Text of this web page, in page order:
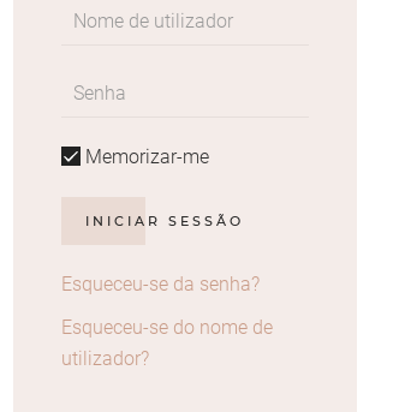
Memorizar-me
INICIAR SESSÃO
Esqueceu-se da senha?
Esqueceu-se do nome de
utilizador?